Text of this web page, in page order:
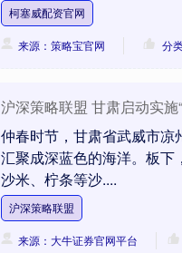
柯塞威配资官网
来源：策略宝官网 分
沪深策略联盟 甘肃启动实施
仲春时节，甘肃省武威市凉
汇聚成深蓝色的海洋。板下
沙米、柠条等沙....
沪深策略联盟
来源：大牛证券官网平台